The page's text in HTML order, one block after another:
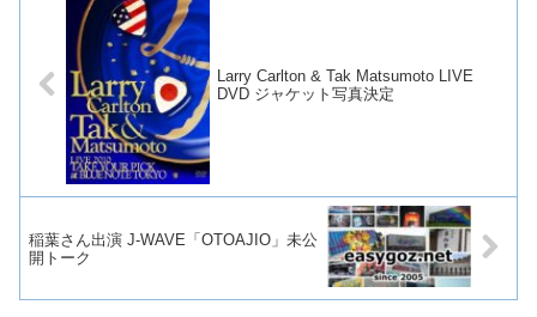
Larry Carlton & Tak Matsumoto LIVE
DVD ジャケット写真決定
稲葉さん出演 J-WAVE「OTOAJIO」未公
開トーク